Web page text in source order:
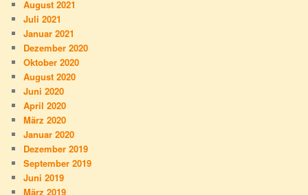
August 2021
Juli 2021
Januar 2021
Dezember 2020
Oktober 2020
August 2020
Juni 2020
April 2020
März 2020
Januar 2020
Dezember 2019
September 2019
Juni 2019
März 2019